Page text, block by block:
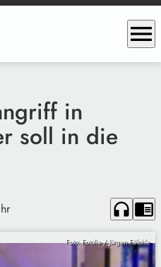
menu
in
soll in die
headphones chrome_reader_mode
Foto: Fotolia / Jürgen Fälchle